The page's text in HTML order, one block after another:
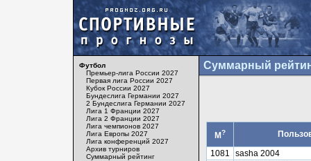
Футбол
Премьер-лига России 2027
Первая лига России 2027
Кубок России 2027
Бундеслига Германии 2027
2 Бундеслига Германии 2027
Лига 1 Франции 2027
Лига 2 Франции 2027
Лига чемпионов 2027
Лига Европы 2027
Лига конференций 2027
Архив турниров
Суммарный рейтинг
Суммарный
М?
1081
sasha 2004